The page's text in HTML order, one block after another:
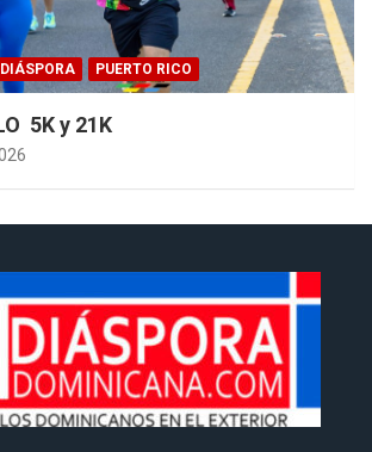
PUERTO RICO
5K y 21K